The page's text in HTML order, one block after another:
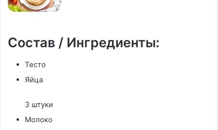
Состав / Ингредиенты:
Тесто
Яйца
3 штуки
Молоко